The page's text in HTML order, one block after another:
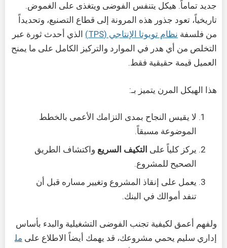
جديد تماماً. هيكل يتنفس الفوضى ويتغذى على الغموض.
تاريخياً، تعود جذور هذه المرونة إلى قطاع التصنيع، وتحديداً
من فلسفة نظام تويوتا الإنتاجي (TPS)
الذي أحدث ثورة عبر
التخلص من أي هدر في الموارد والتركيز الكامل على ما يمنح
العميل قيمة حقيقية فقط.
هذا الهيكل المرن يتميز بـ:
لا يقيس النجاح بمدى التزامك الأعمى بالخطط
الموضوعة مسبقاً.
يركز كلياً على التكيف السريع واكتشاف الطريق
الصحيح للمشروع.
يعمل على إنقاذ المشروع وتغيير مساره قبل أن
تنفد أموالك في البنك.
ولفهم أعمق لكيفية تجنب الفوضى التشغيلية والبدء بأساس
إداري سليم يحمي مشروعك، قد يهمك أيضاً الاطلاع على مل